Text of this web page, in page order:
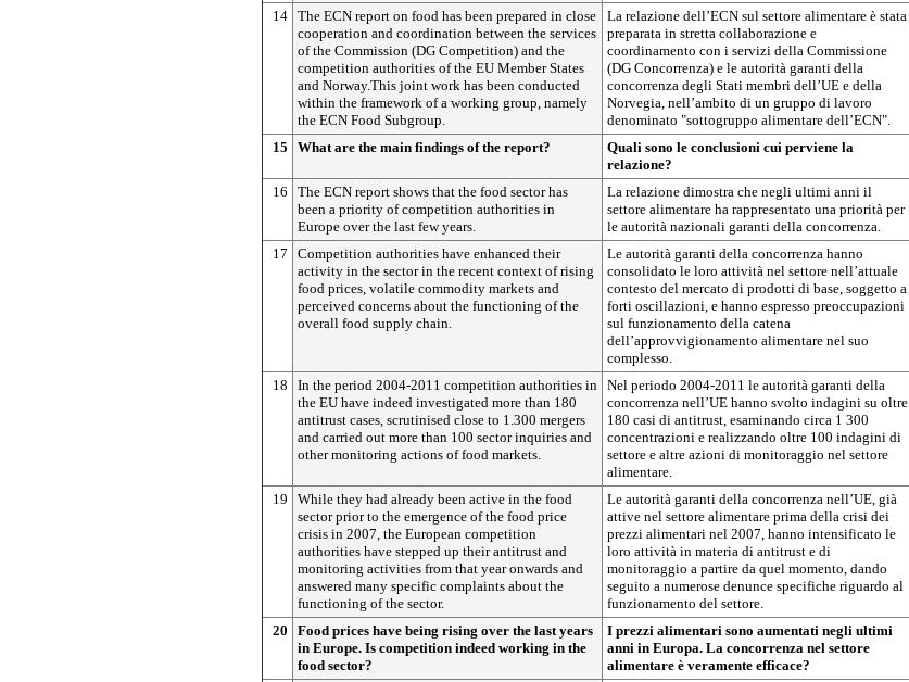
14 The ECN report on food has been prepared in close
cooperation and coordination between the services
of the Commission (DG Competition) and the
competition authorities of the EU Member States
and Norway.This joint work has been conducted
within the framework of a working group, namely
the ECN Food Subgroup.
La relazione dell’ECN sul settore alimentare è stata
preparata in stretta collaborazione e
coordinamento con i servizi della Commissione
(DG Concorrenza) e le autorità garanti della
concorrenza degli Stati membri dell’UE e della
Norvegia, nell’ambito di un gruppo di lavoro
denominato "sottogruppo alimentare dell’ECN".
15
What are the main findings of the report?
Quali sono le conclusioni cui perviene la
relazione?
16
The ECN report shows that the food sector has
been a priority of competition authorities in
Europe over the last few years.
La relazione dimostra che negli ultimi anni il
settore alimentare ha rappresentato una priorità per
le autorità nazionali garanti della concorrenza.
17
Competition authorities have enhanced their
activity in the sector in the recent context of rising
food prices, volatile commodity markets and
perceived concerns about the functioning of the
overall food supply chain.
Le autorità garanti della concorrenza hanno
consolidato le loro attività nel settore nell’attuale
contesto del mercato di prodotti di base, soggetto a
forti oscillazioni, e hanno espresso preoccupazioni
sul funzionamento della catena
dell’approvvigionamento alimentare nel suo
complesso.
18
In the period 2004-2011 competition authorities in
the EU have indeed investigated more than 180
antitrust cases, scrutinised close to 1.300 mergers
and carried out more than 100 sector inquiries and
other monitoring actions of food markets.
Nel periodo 2004-2011 le autorità garanti della
concorrenza nell’UE hanno svolto indagini su oltre
180 casi di antitrust, esaminando circa 1 300
concentrazioni e realizzando oltre 100 indagini di
settore e altre azioni di monitoraggio nel settore
alimentare.
19
While they had already been active in the food
sector prior to the emergence of the food price
crisis in 2007, the European competition
authorities have stepped up their antitrust and
monitoring activities from that year onwards and
answered many specific complaints about the
functioning of the sector.
Le autorità garanti della concorrenza nell’UE, già
attive nel settore alimentare prima della crisi dei
prezzi alimentari nel 2007, hanno intensificato le
loro attività in materia di antitrust e di
monitoraggio a partire da quel momento, dando
seguito a numerose denunce specifiche riguardo al
funzionamento del settore.
20
Food prices have being rising over the last years
in Europe. Is competition indeed working in the
food sector?
I prezzi alimentari sono aumentati negli ultimi
anni in Europa. La concorrenza nel settore
alimentare è veramente efficace?